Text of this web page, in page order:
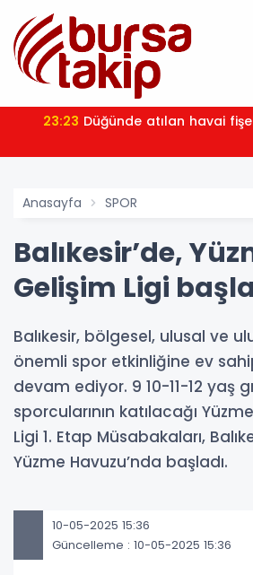
23:23 Düğünde atılan havai
Anasayfa SPOR
Balıkesir’de,
Gelişim Ligi
Balıkesir, bölgesel, ulusal ve
önemli spor etkinliğine ev
devam ediyor. 9 10-11-12 yaş
sporcularının katılacağı
Ligi 1. Etap Müsabakaları,
Yüzme Havuzu’nda başladı.
10-05-2025 15:36
Güncelleme : 10-05-2025 15:36